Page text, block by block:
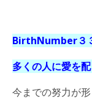
BirthNumber３
多くの人に愛を
今までの努力が